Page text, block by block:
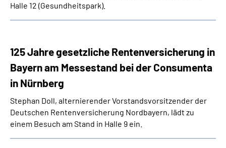
Halle 12 (Gesundheitspark).
125 Jahre gesetzliche Rentenversicherung in
Bayern am Messestand bei der Consumenta
in Nürnberg
Stephan Doll, alternierender Vorstandsvorsitzender der
Deutschen Rentenversicherung Nordbayern, lädt zu
einem Besuch am Stand in Halle 9 ein.